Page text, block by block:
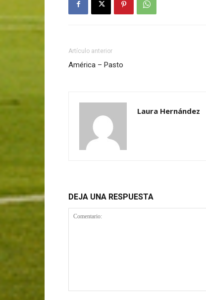
Artículo anterior
América – Pasto
Laura Hernández
DEJA UNA RESPUESTA